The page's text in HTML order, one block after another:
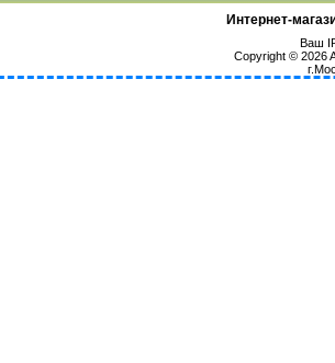
Интернет-
Ваш
Copyright © 2026